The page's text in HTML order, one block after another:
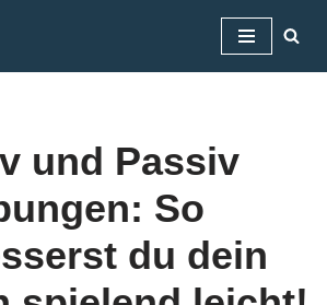
und Passiv
So
du dein